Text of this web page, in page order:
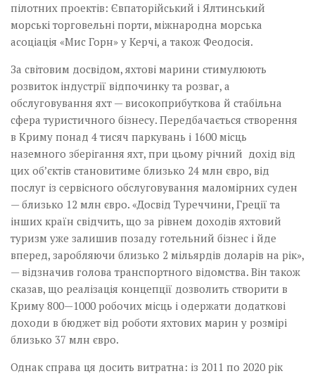
пілотних проектів: Євпаторійський і Ялтинський
морські торговельні порти, міжнародна морська
асоціація «Мис Горн» у Керчі, а також Феодосія.
За світовим досвідом, яхтові марини стимулюють
розвиток індустрії відпочинку та розваг, а
обслуговування яхт — високоприбуткова й стабільна
сфера туристичного бізнесу. Передбачається створення
в Криму понад 4 тисяч паркувань і 1600 місць
наземного зберігання яхт, при цьому річний дохід від
цих об’єктів становитиме близько 24 млн євро, від
послуг із сервісного обслуговування маломірних суден
— близько 12 млн євро. «Досвід Туреччини, Греції та
інших країн свідчить, що за рівнем доходів яхтовий
туризм уже залишив позаду готельний бізнес і йде
вперед, заробляючи близько 2 мільярдів доларів на рік»,
— відзначив голова транспортного відомства. Він також
сказав, що реалізація концепції дозволить створити в
Криму 800—1000 робочих місць і одержати додаткові
доходи в бюджет від роботи яхтових марин у розмірі
близько 37 млн євро.
Однак справа ця досить витратна: із 2011 по 2020 рік